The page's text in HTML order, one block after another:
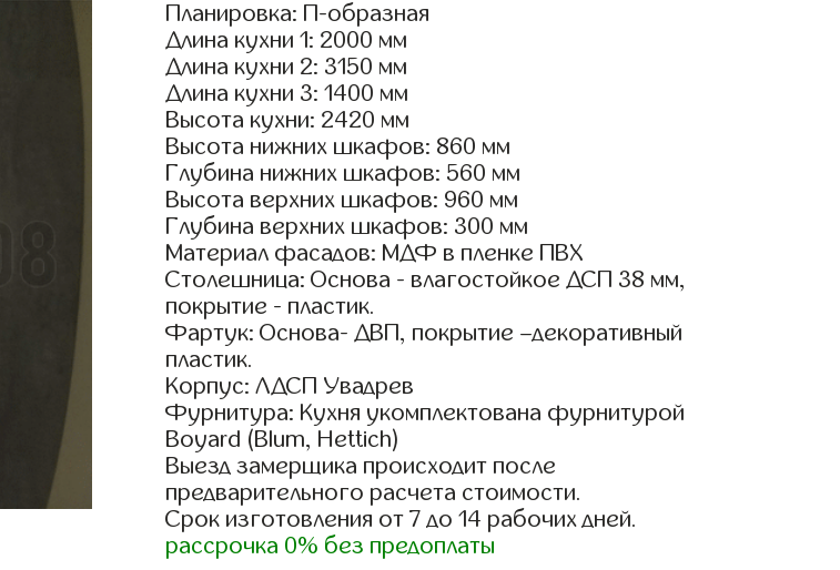
Планировка: П-образная
Длина кухни 1: 2000 мм
Длина кухни 2: 3150 мм
Длина кухни 3: 1400 мм
Высота кухни: 2420 мм
Высота нижних шкафов: 860 мм
Глубина нижних шкафов: 560 мм
Высота верхних шкафов: 960 мм
Глубина верхних шкафов: 300 мм
Материал фасадов: МДФ в пленке ПВХ
Столешница: Основа - влагостойкое ДСП 38 мм,
покрытие - пластик.
Фартук: Основа- ДВП, покрытие –декоративный
пластик.
Корпус: ЛДСП Увадрев
Фурнитура: Кухня укомплектована фурнитурой
Boyard (Blum, Hettich)
Выезд замерщика происходит после
предварительного расчета стоимости.
Срок изготовления от 7 до 14 рабочих дней.
рассрочка 0% без предоплаты